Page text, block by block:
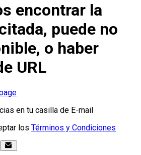
encontrar la
puede no
o haber
URL
en tu casilla de E-mail
los Términos y Condiciones